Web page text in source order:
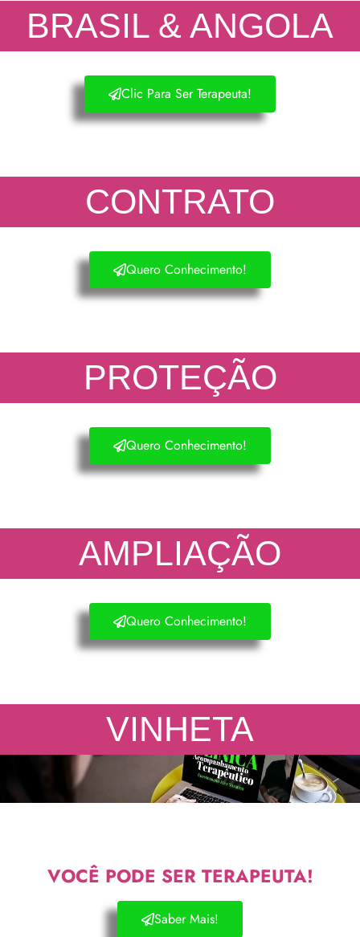
BRASIL & ANGOLA
Clic Para Ser Terapeuta!
CONTRATO
Quero Conhecimento!
PROTEÇÃO
Quero Conhecimento!
AMPLIAÇÃO
Quero Conhecimento!
VINHETA
VOCÊ PODE SER TERAPEUTA!
Saber Mais!